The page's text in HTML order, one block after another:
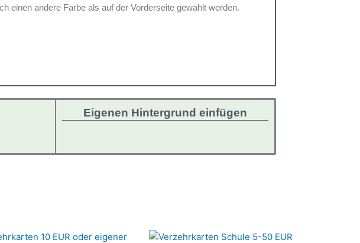
einen andere Farbe als auf der Vorderseite gewählt werden.
Eigenen Hintergrund einfügen
Dieses
Dieses